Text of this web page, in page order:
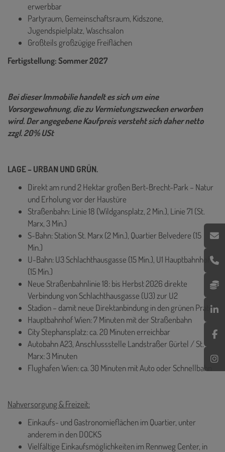
erwerbbar
Partyraum, Gemeinschaftsraum, Kidszone,
Jugendspielplatz, Waschsalon
Großteils großzügige Freiflächen
Fertigstellung: Sommer 2027
Bei dieser Immobilie handelt es sich um eine
Vorsorgewohnung, die zu Vermietungszwecken erworben
wird. Der angegebene Kaufpreis versteht sich daher netto
zzgl. 20% USt
LAGE – URBAN UND GRÜN.
Direkt am rund 2 Hektar großen Bert-Brecht-Park – Natur
und Erholung vor der Haustüre
Straßenbahn: Linie 18 (Wildgansplatz, 2 Min.), Linie 71 (St.
Marx, 3 Min.)
S-Bahn: Station St. Marx (2 Min.), Quartier Belvedere (15
Min.)
U-Bahn: U3 Schlachthausgasse (15 Min.), U1 Hauptbahnhof
(15 Min.)
Neue Straßenbahnlinie 18: bis Herbst 2026 direkte
Verbindung von Schlachthausgasse (U3) zur U2
Stadion – damit neue Direktanbindung in den grünen Prater
Hauptbahnhof Wien: 7 Minuten mit der Straßenbahn
City Stephansplatz: ca. 20 Minuten erreichbar
Autobahn A23, Anschlussstelle Landstraßer Gürtel / St.
Marx: 3 Minuten
Flughafen Wien: ca. 30 Minuten mit Auto oder Schnellbahn
Nahversorgung & Freizeit:
Einkaufs- und Gastronomieflächen im Quartier, unter
anderem in den DOCKS
Vielfältige Einkaufsmöglichkeiten im Rennweg Center, in